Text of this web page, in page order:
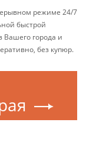
режиме 24/7
быстрой
Вашего города и
без купюр.